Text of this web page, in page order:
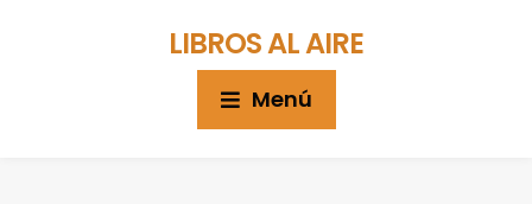
LIBROS AL AIRE
Menú